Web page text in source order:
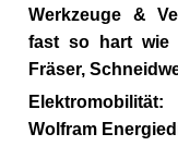
Werkzeuge &
fast so hart wie
Fräser,
Elektromobilität:
Wolfram